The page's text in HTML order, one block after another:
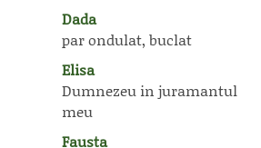
Dada
par ondulat, buclat
Elisa
Dumnezeu in juramantul
meu
Fausta